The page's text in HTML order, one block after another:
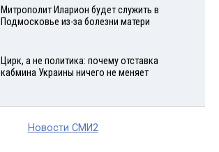
Митрополит Иларион будет служить в
Подмосковье из-за болезни матери
Цирк, а не политика: почему отставка
кабмина Украины ничего не меняет
Новости СМИ2